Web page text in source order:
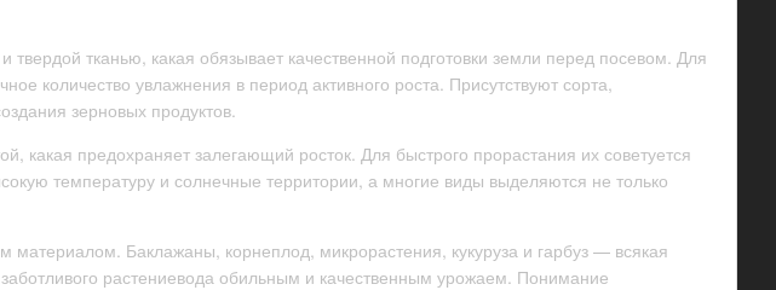
тканью, какая обязывает качественной подготовки земли перед посевом. Для
количество увлажнения в период активного роста. Присутствуют сорта,
зерновых продуктов.
предохраняет залегающий росток. Для быстрого прорастания их советуется
температуру и солнечные территории, а многие виды выделяются не только
Баклажаны, корнеплод, микрорастения, кукуруза и гарбуз — всякая
растениевода обильным и качественным урожаем. Понимание